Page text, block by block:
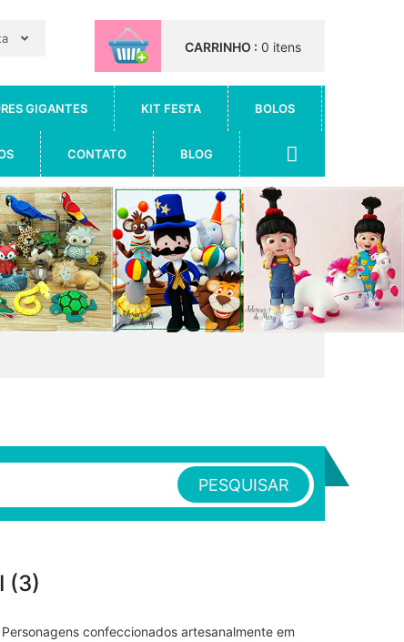
CARRINHO : 0 itens
GIGANTES KIT FESTA BOLOS
CONTATO BLOG
PESQUISAR
(3)
confeccionados artesanalmente em